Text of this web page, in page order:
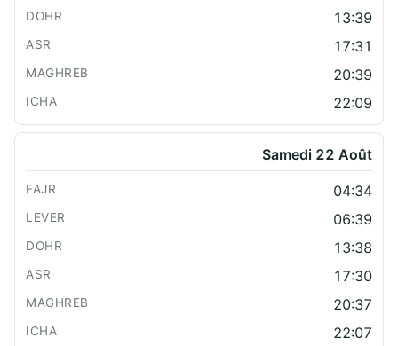
13:39
17:31
20:39
22:09
Samedi 22 Août
04:34
06:39
13:38
17:30
20:37
22:07